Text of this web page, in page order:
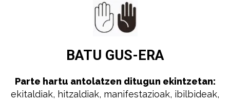
BATU GUS-ERA
Parte hartu antolatzen ditugun ekintzetan:
ekitaldiak, hitzaldiak, manifestazioak, ibilbideak,